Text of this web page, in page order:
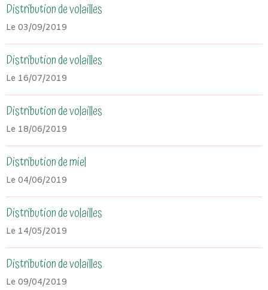
Distribution de volailles
Le 03/09/2019
Distribution de volailles
Le 16/07/2019
Distribution de volailles
Le 18/06/2019
Distribution de miel
Le 04/06/2019
Distribution de volailles
Le 14/05/2019
Distribution de volailles
Le 09/04/2019